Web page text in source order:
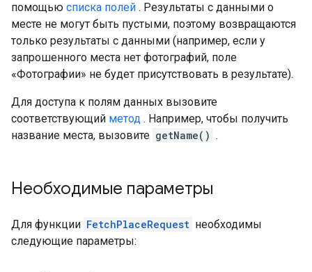
помощью списка полей . Результаты с данными о
месте не могут быть пустыми, поэтому возвращаются
только результаты с данными (например, если у
запрошенного места нет фотографий, поле
«Фотографии» не будет присутствовать в результате).
Для доступа к полям данных вызовите
соответствующий метод . Например, чтобы получить
название места, вызовите getName() .
Необходимые параметры
Для функции FetchPlaceRequest необходимы
следующие параметры: